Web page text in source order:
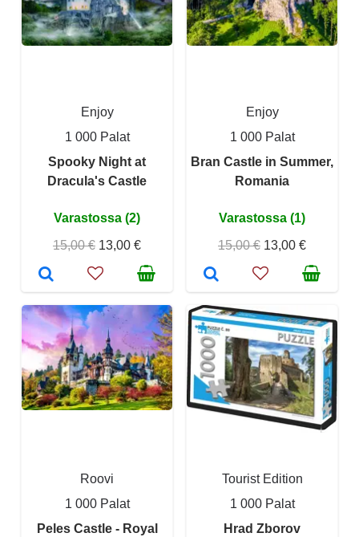
Enjoy
1 000 Palat
Spooky Night at
Dracula's Castle
Varastossa (2)
15,00 € 13,00 €
Enjoy
1 000 Palat
Bran Castle in Summer,
Romania
Varastossa (1)
15,00 € 13,00 €
Roovi
1 000 Palat
Peles Castle - Royal
Tourist Edition
1 000 Palat
Hrad Zborov